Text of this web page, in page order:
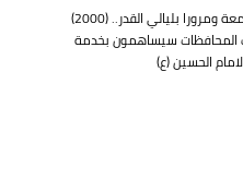
بدءا من اول ليلة جمعة ومرورا بليالي القدر.. (2000)
سيساهمون بخدمة
الحسين (ع)